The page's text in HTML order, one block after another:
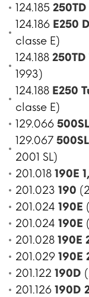
124.185 250TD
124.186 E250
classe E)
124.188 250TD
1993)
124.188 E250
classe E)
129.066 500SL
129.067
2001 SL)
201.018 190E
201.023 190
201.024 190E
201.024 190E
201.028 190E
201.029 190E
201.122 190D
201.126 190D